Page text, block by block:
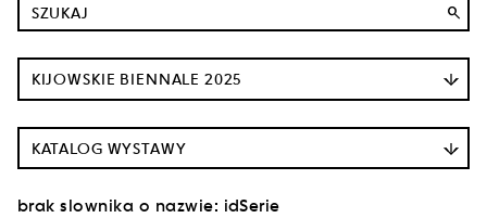
search
KIJOWSKIE BIENNALE 2025
KATALOG WYSTAWY
brak slownika o nazwie: idSerie